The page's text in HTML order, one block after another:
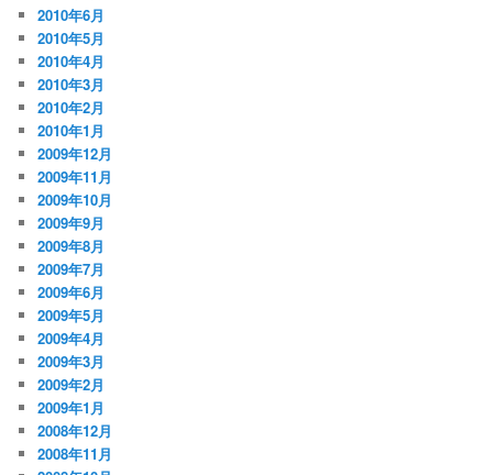
2010年6月
2010年5月
2010年4月
2010年3月
2010年2月
2010年1月
2009年12月
2009年11月
2009年10月
2009年9月
2009年8月
2009年7月
2009年6月
2009年5月
2009年4月
2009年3月
2009年2月
2009年1月
2008年12月
2008年11月